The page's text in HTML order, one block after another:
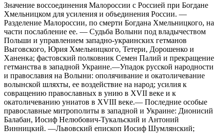
Значение воссоединения Малороссии с Россией при Богдане
Хмельницком для усиления и объединения России. —
Разделение Малороссии, по смерти Богдана Хмельницкого, на
части послабление ее. — Судьба Волыни под владычеством
Польши и управлением западно-украинских гетманов
Выговского, Юрия Хмельницкого, Тетери, Дорошенко и
Ханенка; фастовский полковник Семен Палий и прекращение
гетманства в западной Украине.—Упадок русской народности
и православия на Волыни: ополячивание и окатоличевание
волынской шляхты, ее воздействие на народ; усилия к
совращению православных в унию в XVII веке и к
окатоличеванию униатов в XVIII веке.— Последние особые
православные митрополиты в западной и Украине: Дионисий
Балабан, Иосиф Нелюбович-Тукальский и Антоний
Винницкий. —Львовский епископ Иосиф Шумлянский;